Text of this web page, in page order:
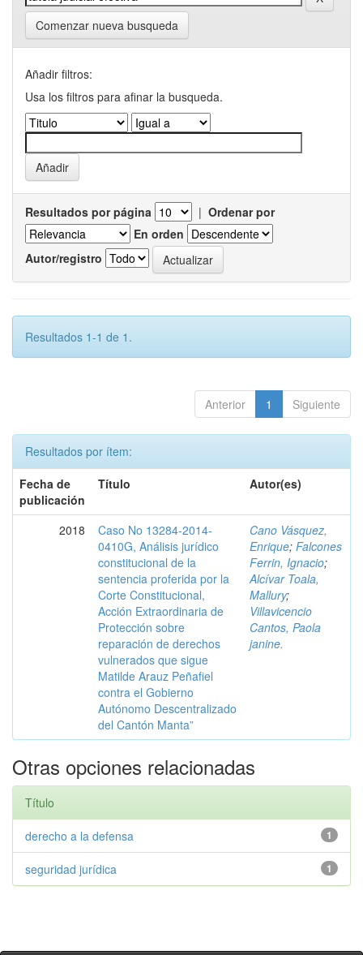
Comenzar nueva busqueda
Añadir filtros:
Usa los filtros para afinar la busqueda.
Resultados por página | Ordenar por
En orden
Autor/registro
Resultados 1-1 de 1.
Anterior 1 Siguiente
Resultados por ítem:
Fecha de
publicación
Título Autor(es)
2018
Caso No 13284-2014-
0410G, Análisis jurídico
constitucional de la
sentencia proferida por la
Corte Constitucional,
Acción Extraordinaria de
Protección sobre
reparación de derechos
vulnerados que sigue
Matilde Arauz Peñafiel
contra el Gobierno
Autónomo Descentralizado
del Cantón Manta”
Cano Vásquez,
Enrique; Falcones
Ferrin, Ignacio;
Alcívar Toala,
Mallury;
Villavicencio
Cantos, Paola
janine.
Otras opciones relacionadas
Título
1
derecho a la defensa
1
seguridad jurídica